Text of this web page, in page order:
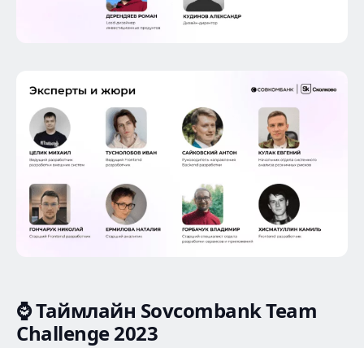
⌚️Таймлайн Sovcombank Team
Challenge 2023